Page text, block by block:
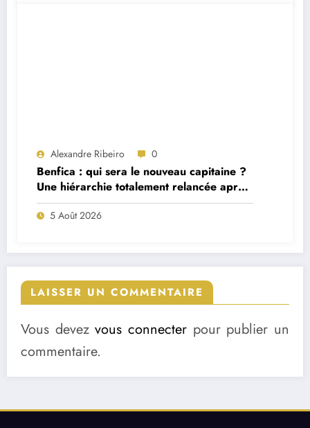
Alexandre Ribeiro 0
Benfica : qui sera le nouveau capitaine ?
Une hiérarchie totalement relancée après
deux départs majeurs
5 Août 2026
LAISSER UN COMMENTAIRE
Vous devezvous connecter pour publier un
commentaire.